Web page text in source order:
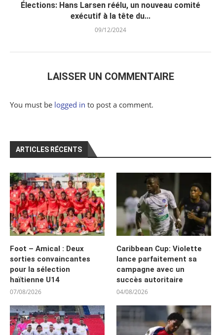
Élections: Hans Larsen réélu, un nouveau comité
exécutif à la tête du...
09/12/2024
LAISSER UN COMMENTAIRE
You must be logged in to post a comment.
ARTICLES RÉCENTS
Foot – Amical : Deux
sorties convaincantes
pour la sélection
haïtienne U14
07/08/2026
Caribbean Cup: Violette
lance parfaitement sa
campagne avec un
succès autoritaire
04/08/2026